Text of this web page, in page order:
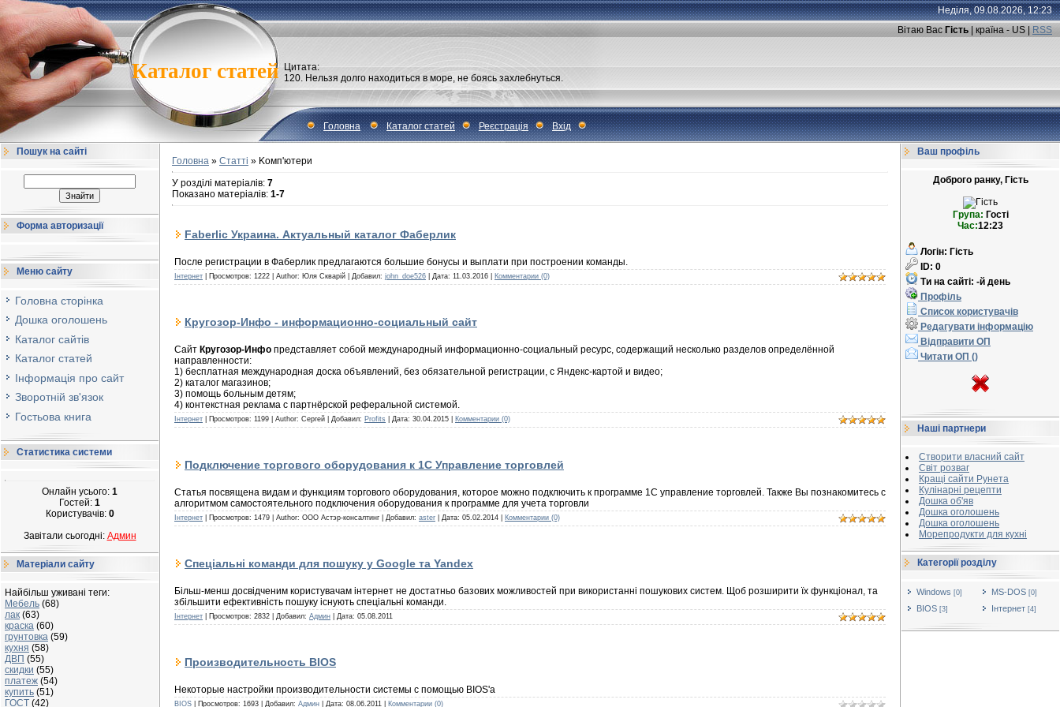
Каталог статей
Неділя, 09.08.2026, 12:23
Вітаю Вас Гість | країна - US | RSS
Цитата:
120. Hельзя долго находиться в море, не боясь захлебнуться.
Головна Каталог статей Реєстрація Вхід
Пошук на сайті
Форма авторизації
Меню сайту
Головна сторінка
Дошка оголошень
Каталог сайтів
Каталог статей
Інформація про сайт
Зворотній зв'язок
Гостьова книга
Статистика системи
Онлайн усього: 1
Гостей: 1
Користувачів: 0
Завітали сьогодні: Админ
Матеріали сайту
Найбільш уживані теги:
Мебель (68)
лак (63)
краска (60)
грунтовка (59)
кухня (58)
ДВП (55)
скидки (55)
платеж (54)
купить (51)
ГОСТ (42)
Головна » Статті » Kомп'ютери
У розділі матеріалів: 7
Показано матеріалів: 1-7
Faberlic Украина. Актуальный каталог Фаберлик
После регистрации в Фаберлик предлагаются большие бонусы и выплати при построении команды.
Інтернет | Просмотров: 1222 | Author: Юля Скварій | Добавил: john_doe526 | Дата: 11.03.2016 Комментарии (0)
Кругозор-Инфо - информационно-социальный сайт
Сайт Кругозор-Инфо представляет собой международный информационно-социальный ресурс, содержащий несколько разделов определённой
направленности:
1) бесплатная международная доска объявлений, без обязательной регистрации, с Яндекс-картой и видео;
2) каталог магазинов;
3) помощь больным детям;
4) контекстная реклама с партнёрской реферальной системой.
Інтернет | Просмотров: 1199 | Author: Сергей | Добавил: Profits | Дата: 30.04.2015 Комментарии (0)
Подключение торгового оборудования к 1С Управление торговлей
Статья посвящена видам и функциям торгового оборудования, которое можно подключить к программе 1С управление торговлей. Также Вы познакомитесь с
алгоритмом самостоятельного подключения оборудования к программе для учета торговли
Інтернет | Просмотров: 1479 | Author: ООО Астэр-консалтинг | Добавил: aster | Дата: 05.02.2014 Комментарии (0)
Спеціальні команди для пошуку у Google та Yandex
Більш-менш досвідченим користувачам інтернет не достатньо базових можливостей при використанні пошукових систем. Щоб розширити їх функціонал, та
збільшити ефективність пошуку існують спеціальні команди.
Інтернет | Просмотров: 2832 | Добавил: Админ | Дата: 05.08.2011
Производительность BIOS
Некоторые настройки производительности системы с помощью BIOS'a
BIOS | Просмотров: 1693 | Добавил: Админ | Дата: 08.06.2011 Комментарии (0)
Ваш профіль
Доброго ранку, Гість
Група: Гості
Час:12:23
Логін: Гість
ID: 0
Ти на сайті: -й день
Профіль
Список користувачів
Редагувати інформацію
Відправити ОП
Читати ОП ()
Наші партнери
Створити власний сайт
Світ розваг
Кращі сайти Рунета
Кулінарні рецепти
Дошка об'яв
Дошка оголошень
Дошка оголошень
Морепродукти для кухні
Категорії розділу
Windows [0] MS-DOS [0]
BIOS [3] Інтернет [4]